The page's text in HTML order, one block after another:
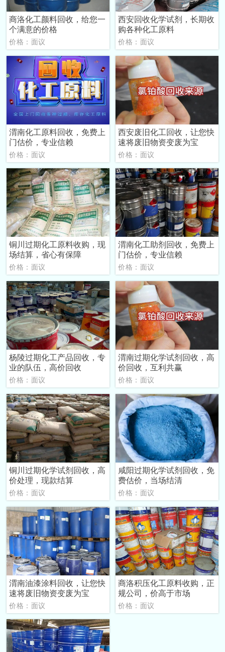
商洛化工颜料回收，给您一
个满意的价格
价格：面议
西安回收化学试剂，长期收
购各种化工原料
价格：面议
渭南化工原料回收，免费上
门估价，专业信赖
价格：面议
西安废旧化工回收，让您快
速将废旧物资变废为宝
价格：面议
铜川过期化工原料收购，现
场结算，省心有保障
价格：面议
渭南化工助剂回收，免费上
门估价，专业信赖
价格：面议
杨陵过期化工产品回收，专
业的队伍，高价回收
价格：面议
渭南过期化学试剂回收，高
价回收，互利共赢
价格：面议
铜川过期化学试剂回收，高
价处理，现款结算
价格：面议
咸阳过期化学试剂回收，免
费估价，当场结清
价格：面议
渭南油漆涂料回收，让您快
速将废旧物资变废为宝
价格：面议
商洛积压化工原料收购，正
规公司，价高于市场
价格：面议